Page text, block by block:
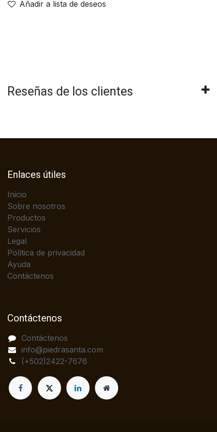
Añadir a lista de deseos
Reseñas de los clientes
Enlaces útiles
Inicio
Sobre nosotros
Productos
Servicios
Legal
Política de privacidad
Ayuda
Contáctenos
Contáctenos
Contáctenos
info@piedrasanta.com
(+502)2422-7676